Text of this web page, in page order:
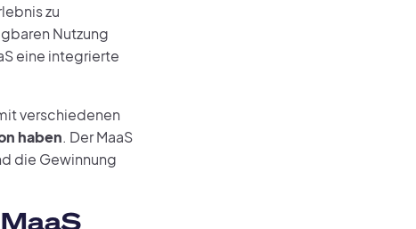
zu
Nutzung
eine integrierte
verschiedenen
haben. Der MaaS
die Gewinnung